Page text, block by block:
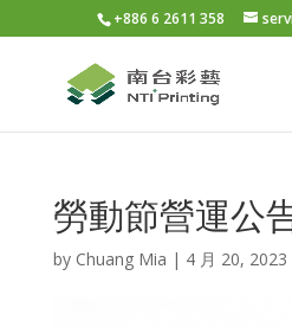
+886 6 2611 358
勞動節營運公
by Chuang Mia | 4 月 20, 2023